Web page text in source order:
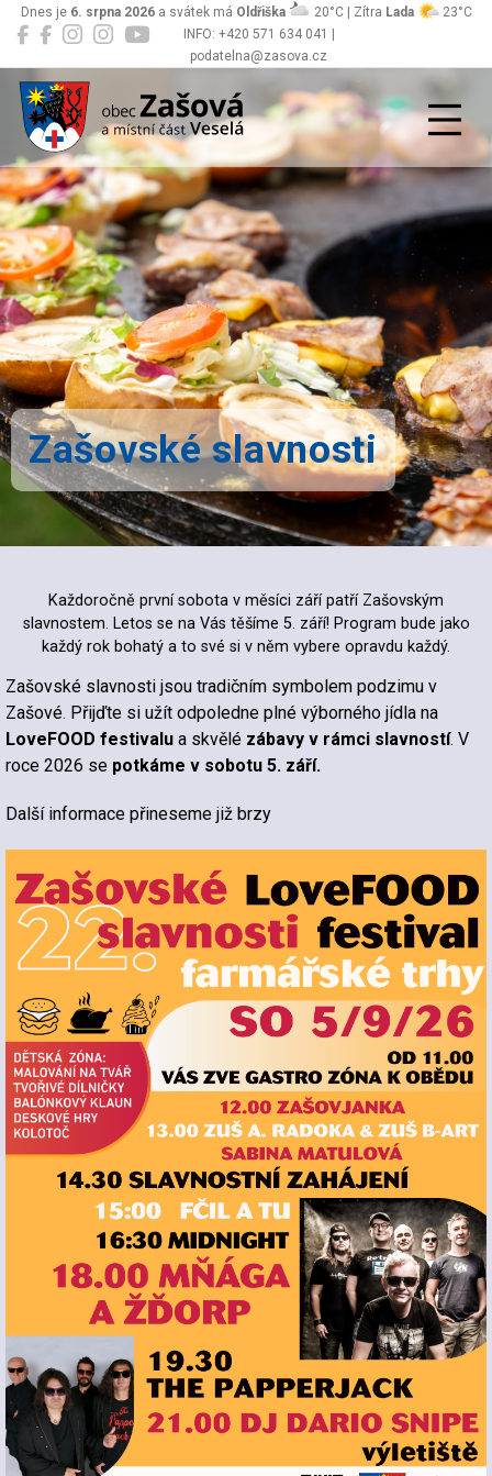
INFO: +420 571 634 041 |
podatelna@zasova.cz
Dnes je 6. srpna 2026a svátek má Oldřiška 20°C | Zítra Lada 23°C
Zašová
Zašovské slavnosti
Každoročně první sobota v měsíci září patří Zašovským
slavnostem. Letos se na Vás těšíme 5. září! Program bude jako
každý rok bohatý a to své si v něm vybere opravdu každý.
Zašovské slavnosti jsou tradičním symbolem podzimu v
Zašové. Přijďte si užít odpoledne plné výborného jídla na
LoveFOOD festivalu a skvělé zábavy v rámci slavností. V
roce 2026 se potkáme v sobotu 5. září.
Další informace přineseme již brzy